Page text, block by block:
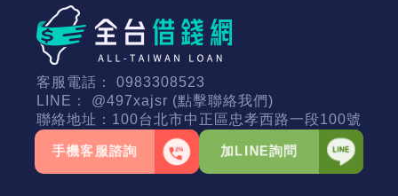
客服電話： 0983308523
LINE： @497xajsr (點擊聯絡我們)
聯絡地址： 100台北市中正區忠孝西路一段100號
手機客服諮詢 加LINE詢問